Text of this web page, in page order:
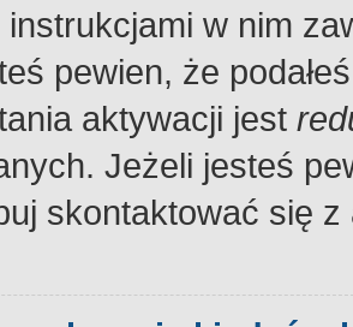
w nim
pewien, że
aktywacji jest
Jeżeli jesteś
skontaktować się